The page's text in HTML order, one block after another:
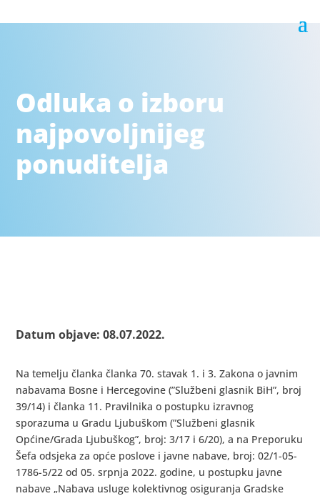
Odluka o izboru
najpovoljnijeg
ponuditelja
Datum objave: 08.07.2022.
Na temelju članka članka 70. stavak 1. i 3. Zakona o javnim
nabavama Bosne i Hercegovine (”Službeni glasnik BiH”, broj
39/14) i članka 11. Pravilnika o postupku izravnog
sporazuma u Gradu Ljubuškom (”Službeni glasnik
Općine/Grada Ljubuškog”, broj: 3/17 i 6/20), a na Preporuku
Šefa odsjeka za opće poslove i javne nabave, broj: 02/1-05-
1786-5/22 od 05. srpnja 2022. godine, u postupku javne
nabave „Nabava usluge kolektivnog osiguranja Gradske